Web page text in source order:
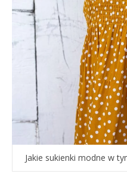
Jakie sukienki modne w